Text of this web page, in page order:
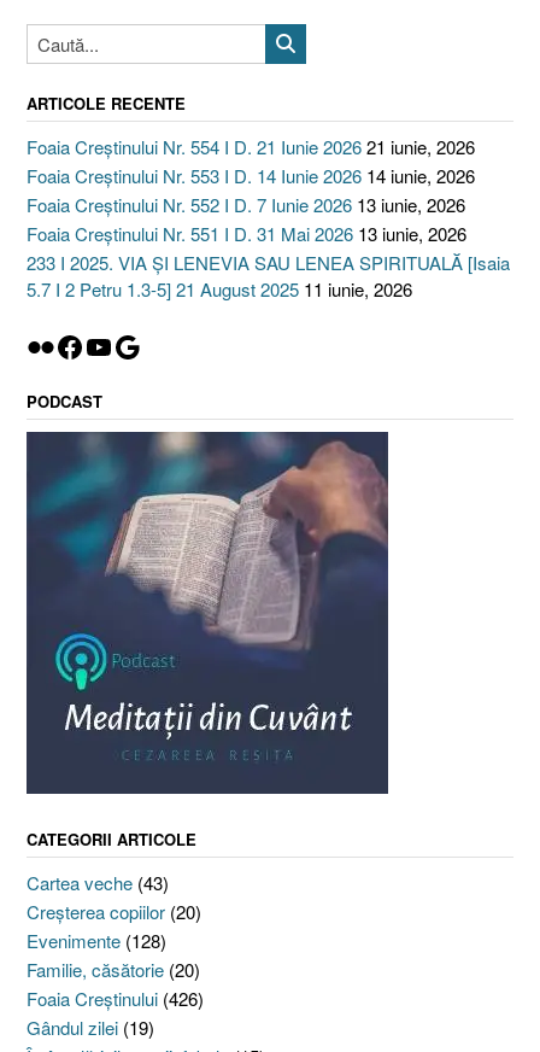
ARTICOLE RECENTE
Foaia Creștinului Nr. 554 I D. 21 Iunie 202621 iunie, 2026
Foaia Creștinului Nr. 553 I D. 14 Iunie 2026 14 iunie, 2026
Foaia Creștinului Nr. 552 I D. 7 Iunie 2026 13 iunie, 2026
Foaia Creștinului Nr. 551 I D. 31 Mai 2026 13 iunie, 2026
233 I 2025. VIA ȘI LENEVIA SAU LENEA SPIRITUALĂ [Isaia
5.7 I 2 Petru 1.3-5] 21 August 2025 11 iunie, 2026
Flickr
Facebook
YouTube
Google
PODCAST
CATEGORII ARTICOLE
Cartea veche (43)
Creşterea copiilor (20)
Evenimente (128)
Familie, căsătorie (20)
Foaia Creştinului (426)
Gândul zilei (19)